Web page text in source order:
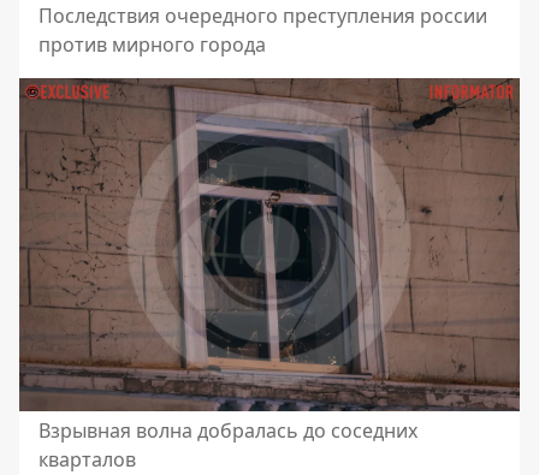
Последствия очередного преступления россии
против мирного города
Взрывная волна добралась до соседних
кварталов